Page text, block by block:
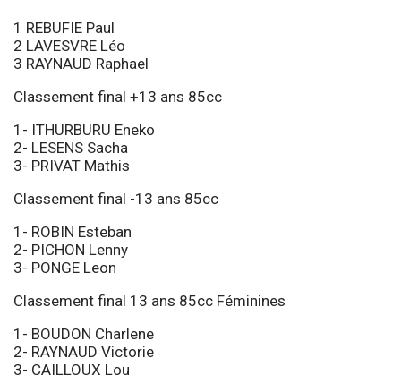
1 REBUFIE Paul
2 LAVESVRE Léo
3 RAYNAUD Raphael
Classement final +13 ans 85cc
1- ITHURBURU Eneko
2- LESENS Sacha
3- PRIVAT Mathis
Classement final -13 ans 85cc
1- ROBIN Esteban
2- PICHON Lenny
3- PONGE Leon
Classement final 13 ans 85cc Féminines
1- BOUDON Charlene
2- RAYNAUD Victorie
3- CAILLOUX Lou